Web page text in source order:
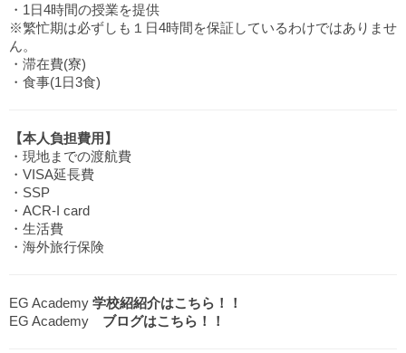
・1日4時間の授業を提供
※繁忙期は必ずしも１日4時間を保証しているわけではありませ
ん。
・滞在費(寮)
・食事(1日3食)
【本人負担費用】
・現地までの渡航費
・VISA延長費
・SSP
・ACR-I card
・生活費
・海外旅行保険
EG Academy 学校紹紹介はこちら！！
EG Academy ブログはこちら！！